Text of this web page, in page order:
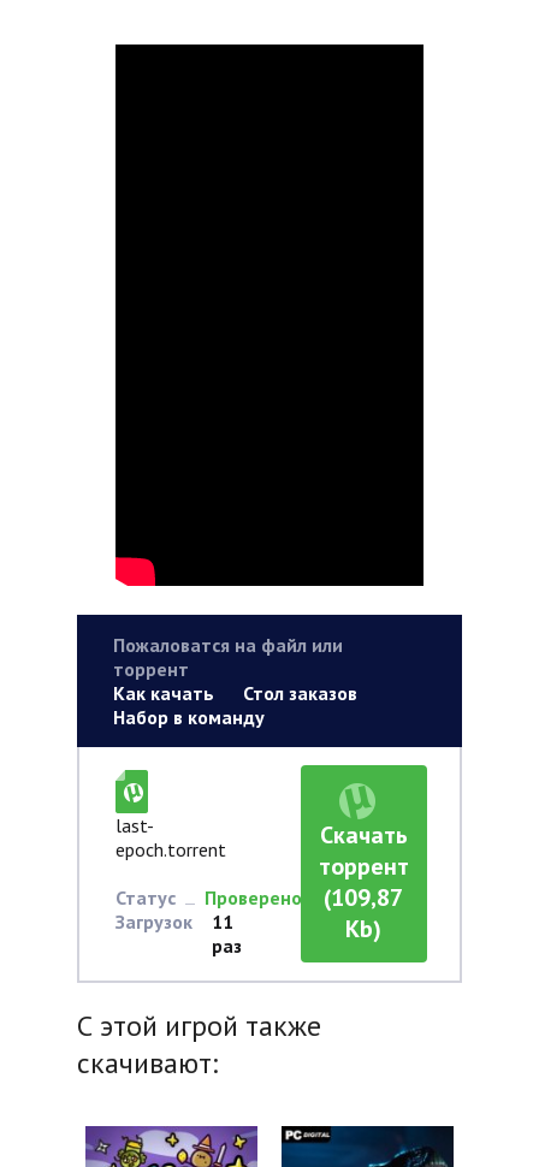
Пожаловатся на файл или
торрент
Как качать
Стол заказов
Набор в команду
last-
epoch.torrent
Статус
Проверено
Загрузок
11
раз
Скачать
торрент
(109,87
Kb)
С этой игрой также
скачивают: